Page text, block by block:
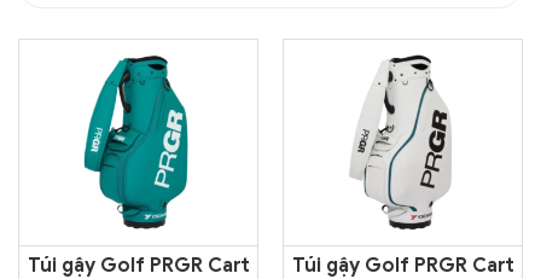
THỜI TRANG GOLF
GIÀY GOLF
TÚI GOLF
PHỤ KIỆN GOLF
ĐẠI SỨ THƯƠNG HIỆU
Túi gậy Golf PRGR Cart
Túi gậy Golf PRGR Cart